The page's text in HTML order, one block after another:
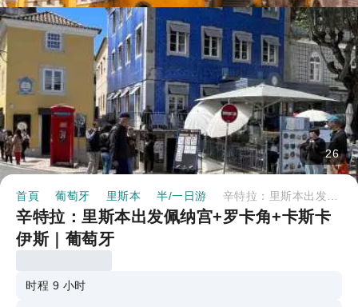
26
首頁 葡萄牙 里斯本 半/一日游
辛特拉：里斯本出发佩纳宫+罗卡角+卡斯卡
伊斯｜葡萄牙
时程 9 小时